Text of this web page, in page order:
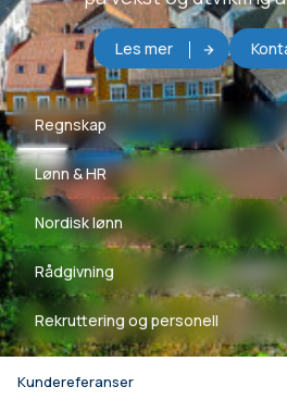
Les mer
Regnskap
Lønn & HR
Nordisk lønn
Rådgivning
Rekruttering og personell
Kundereferanser